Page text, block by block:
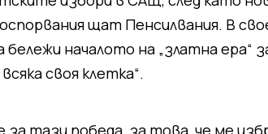
щат Пенсилвания. В
бележи началото на „златна ера“
своя клетка“.